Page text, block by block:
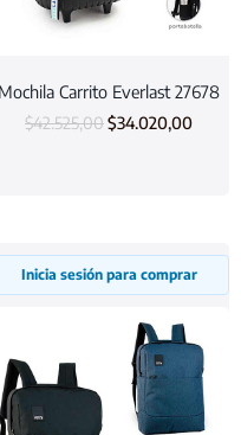
Mochila Carrito Everlast 27678
$42.525,00$34.020,00
Inicia sesión para comprar